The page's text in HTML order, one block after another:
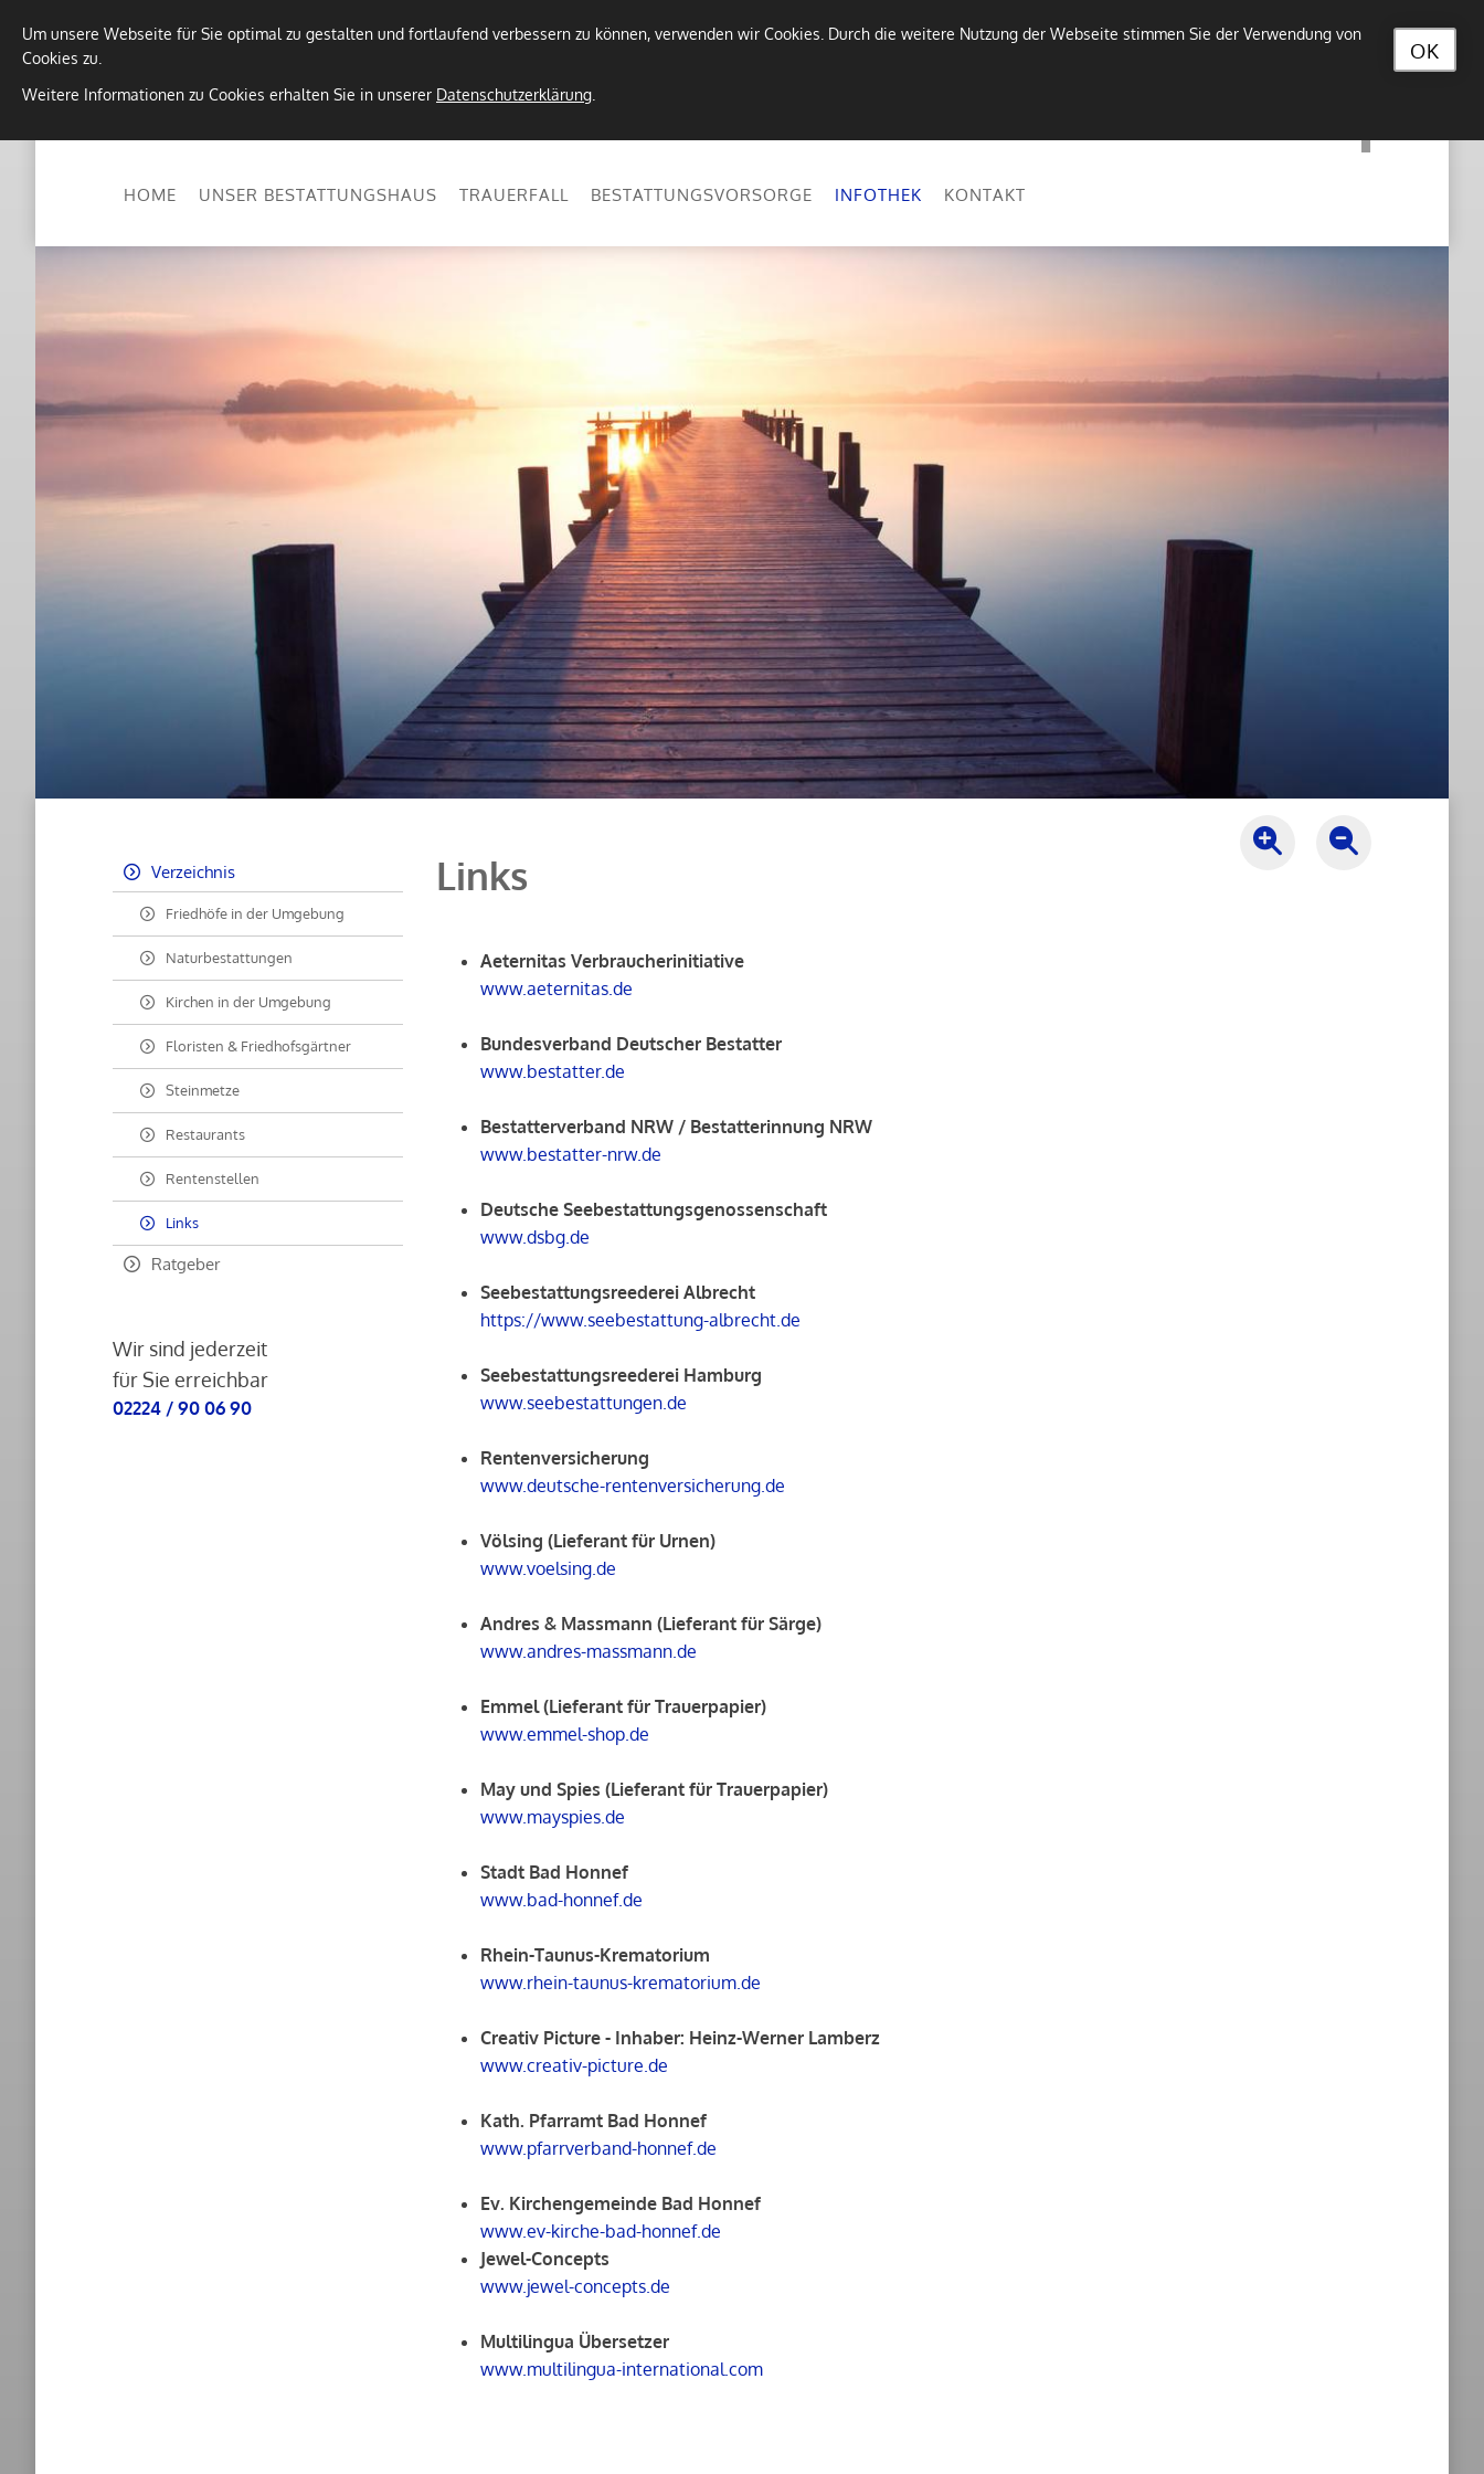
HOME UNSER BESTATTUNGSHAUS TRAUERFALL BESTATTUNGSVORSORGE INFOTHEK KONTAKT
Verzeichnis
Friedhöfe in der Umgebung
Naturbestattungen
Kirchen in der Umgebung
Floristen & Friedhofsgärtner
Steinmetze
Restaurants
Rentenstellen
Links
Ratgeber
Wir sind jederzeit
für Sie erreichbar
02224 / 90 06 90
Links
Aeternitas Verbraucherinitiative
www.aeternitas.de
Bundesverband Deutscher Bestatter
www.bestatter.de
Bestatterverband NRW / Bestatterinnung NRW
www.bestatter-nrw.de
Deutsche Seebestattungsgenossenschaft
www.dsbg.de
Seebestattungsreederei Albrecht
https://www.seebestattung-albrecht.de
Seebestattungsreederei Hamburg
www.seebestattungen.de
Rentenversicherung
www.deutsche-rentenversicherung.de
Völsing (Lieferant für Urnen)
www.voelsing.de
Andres & Massmann (Lieferant für Särge)
www.andres-massmann.de
Emmel (Lieferant für Trauerpapier)
www.emmel-shop.de
May und Spies (Lieferant für Trauerpapier)
www.mayspies.de
Stadt Bad Honnef
www.bad-honnef.de
Rhein-Taunus-Krematorium
www.rhein-taunus-krematorium.de
Creativ Picture - Inhaber: Heinz-Werner Lamberz
www.creativ-picture.de
Kath. Pfarramt Bad Honnef
www.pfarrverband-honnef.de
Ev. Kirchengemeinde Bad Honnef
www.ev-kirche-bad-honnef.de
Jewel-Concepts
www.jewel-concepts.de
Multilingua Übersetzer
www.multilingua-international.com
OK
Um unsere Webseite für Sie optimal zu gestalten und fortlaufend verbessern zu können, verwenden wir Cookies. Durch die weitere Nutzung der Webseite stimmen Sie der Verwendung von
Cookies zu.
Weitere Informationen zu Cookies erhalten Sie in unserer Datenschutzerklärung